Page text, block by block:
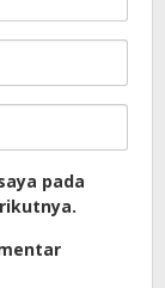
pada